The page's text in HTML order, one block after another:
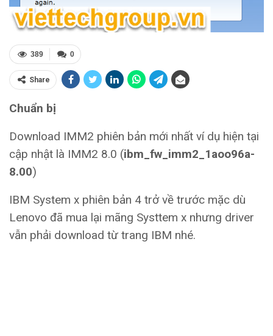
0
389
Share
Chuẩn bị
Download IMM2 phiên bản mới nhất ví dụ hiện tại
cập nhật là IMM2 8.0 (ibm_fw_imm2_1aoo96a-
8.00)
IBM System x phiên bản 4 trở về trước mặc dù
Lenovo đã mua lại mãng Systtem x nhưng driver
vẫn phải download từ trang IBM nhé.